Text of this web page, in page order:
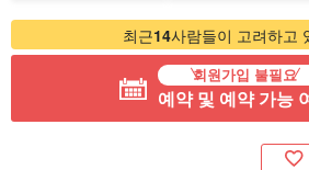
최근14사람들이 고려하고
회원가입 불필요
예약 및 예약 가능